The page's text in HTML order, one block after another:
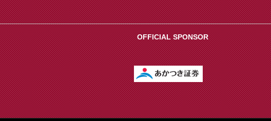
OFFICIAL SPONSOR